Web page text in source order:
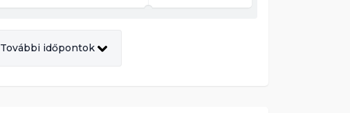
További időpontok